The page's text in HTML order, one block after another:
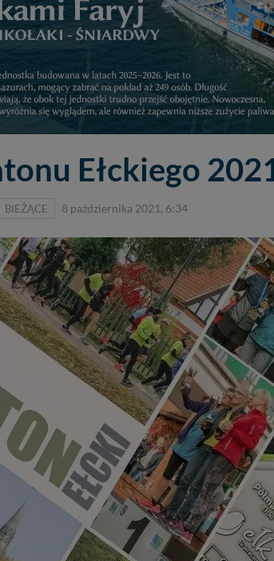
Ełckiego
BIEŻĄCE 8 października 2021, 6:34